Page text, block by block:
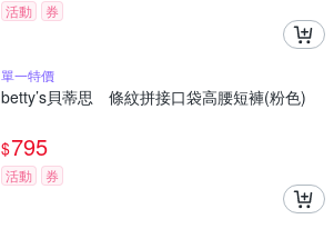
活動 券
單一特價
betty’s貝蒂思 條紋拼接口袋高腰短褲(粉色)
$795
活動 券